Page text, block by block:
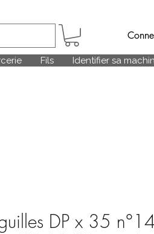
Fils Identifier sa
DP x 35